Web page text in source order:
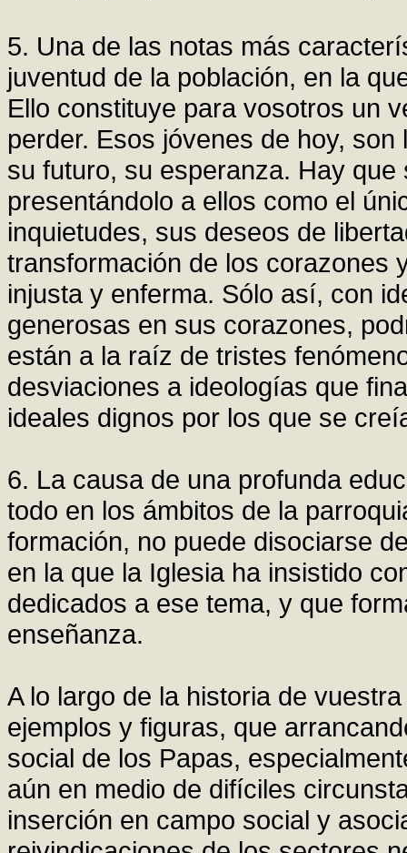
5. Una de las notas más
juventud de la población, en la
Ello constituye para vosotros un
perder. Esos jóvenes de hoy,
su futuro, su esperanza. Hay
presentándolo a ellos como el
inquietudes, sus deseos de
transformación de los corazones
injusta y enferma. Sólo así, con
generosas en sus corazones,
están a la raíz de tristes
desviaciones a ideologías que
ideales dignos por los que se
6. La causa de una profunda
todo en los ámbitos de la
formación, no puede disociarse
en la que la Iglesia ha insistido
dedicados a ese tema, y que
enseñanza.
A lo largo de la historia de
ejemplos y figuras, que
social de los Papas,
aún en medio de difíciles
inserción en campo social y